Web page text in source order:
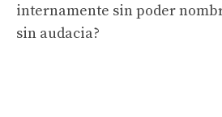
internamente sin poder
sin audacia?